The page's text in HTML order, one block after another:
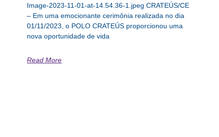
Image-2023-11-01-at-14.54.36-1.jpeg CRATEÚS/CE
– Em uma emocionante cerimônia realizada no dia
01/11/2023, o POLO CRATEÚS proporcionou uma
nova oportunidade de vida
Read More